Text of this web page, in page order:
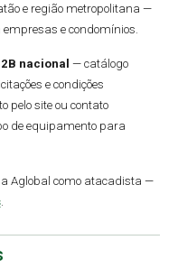
e região metropolitana —
e condomínios.
nacional — catálogo
e condições
pelo site ou contato
de equipamento para
a Aglobal como atacadista —